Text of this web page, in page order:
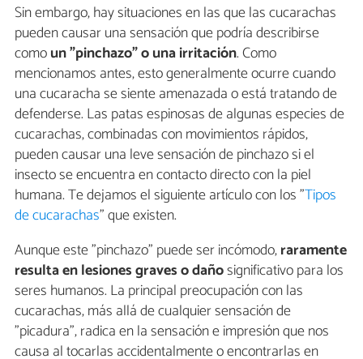
Sin embargo, hay situaciones en las que las cucarachas
pueden causar una sensación que podría describirse
comoun "pinchazo" o una irritación. Como
mencionamos antes, esto generalmente ocurre cuando
una cucaracha se siente amenazada o está tratando de
defenderse. Las patas espinosas de algunas especies de
cucarachas, combinadas con movimientos rápidos,
pueden causar una leve sensación de pinchazo si el
insecto se encuentra en contacto directo con la piel
humana. Te dejamos el siguiente artículo con los "Tipos
de cucarachas" que existen.
Aunque este "pinchazo" puede ser incómodo,raramente
resulta en lesiones graves o dañosignificativo para los
seres humanos. La principal preocupación con las
cucarachas, más allá de cualquier sensación de
"picadura", radica en la sensación e impresión que nos
causa al tocarlas accidentalmente o encontrarlas en